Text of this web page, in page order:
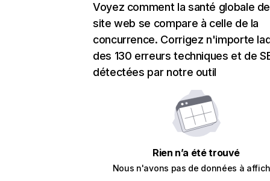
Voyez comment la santé globale
site web se compare à celle de la
concurrence. Corrigez n'importe
des 130 erreurs techniques et de
détectées par notre outil
Rien n’a été trouvé
Nous n'avons pas de données à